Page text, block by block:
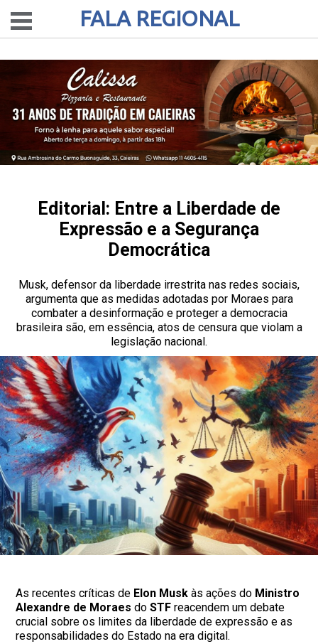
FALA REGIONAL
Editorial: Entre a Liberdade de
Expressão e a Segurança
Democrática
Musk, defensor da liberdade irrestrita nas redes sociais,
argumenta que as medidas adotadas por Moraes para
combater a desinformação e proteger a democracia
brasileira são, em essência, atos de censura que violam a
legislação nacional.
As recentes críticas de Elon Musk às ações do Ministro
Alexandre de Moraes doSTF reacendem um debate
crucial sobre os limites da liberdade de expressão e as
responsabilidades do Estado na era digital.